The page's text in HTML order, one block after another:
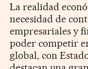
La realidad
necesidad de
empresariales y
poder competir
global, con